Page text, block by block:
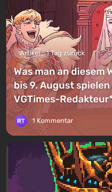
Artikel 1 Tag zurück
Was man an diesem
bis 9. August spielen
VGTimes-
1 Kommentar